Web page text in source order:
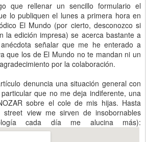
que rellenar un sencillo formulario el
lo publiquen el lunes a primera hora en
El Mundo (por cierto, desconozco si
la edición impresa) se acerca bastante a
señalar que me he enterado a
que los de El Mundo no te mandan ni un
por la colaboración.
denuncia una situación general con
que no me deja indiferente, una
sobre el cole de mis hijas. Hasta
view me sirven de insobornables
cada día me alucina más):